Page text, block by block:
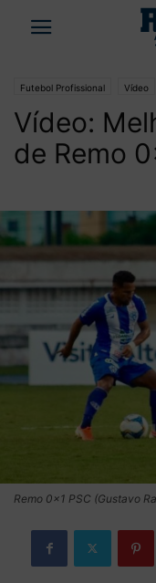
Futebol Profissional Vídeo
Vídeo:
de Remo
Remo 0x1 PSC (Gustavo